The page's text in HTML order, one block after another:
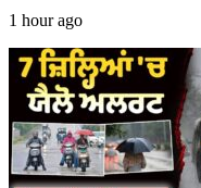
1 hour ago